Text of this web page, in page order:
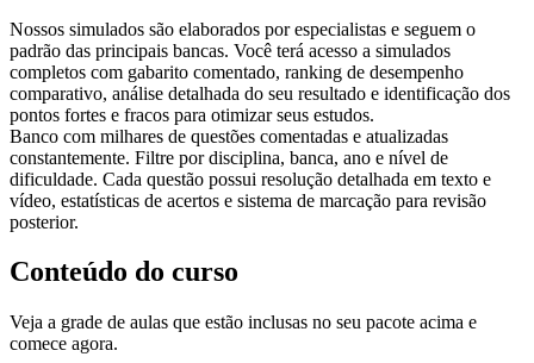
Nossos simulados são elaborados por especialistas e seguem o
padrão das principais bancas. Você terá acesso a simulados
completos com gabarito comentado, ranking de desempenho
comparativo, análise detalhada do seu resultado e identificação dos
pontos fortes e fracos para otimizar seus estudos.
Banco com milhares de questões comentadas e atualizadas
constantemente. Filtre por disciplina, banca, ano e nível de
dificuldade. Cada questão possui resolução detalhada em texto e
vídeo, estatísticas de acertos e sistema de marcação para revisão
posterior.
Conteúdo do curso
Veja a grade de aulas que estão inclusas no seu pacote acima e
comece agora.